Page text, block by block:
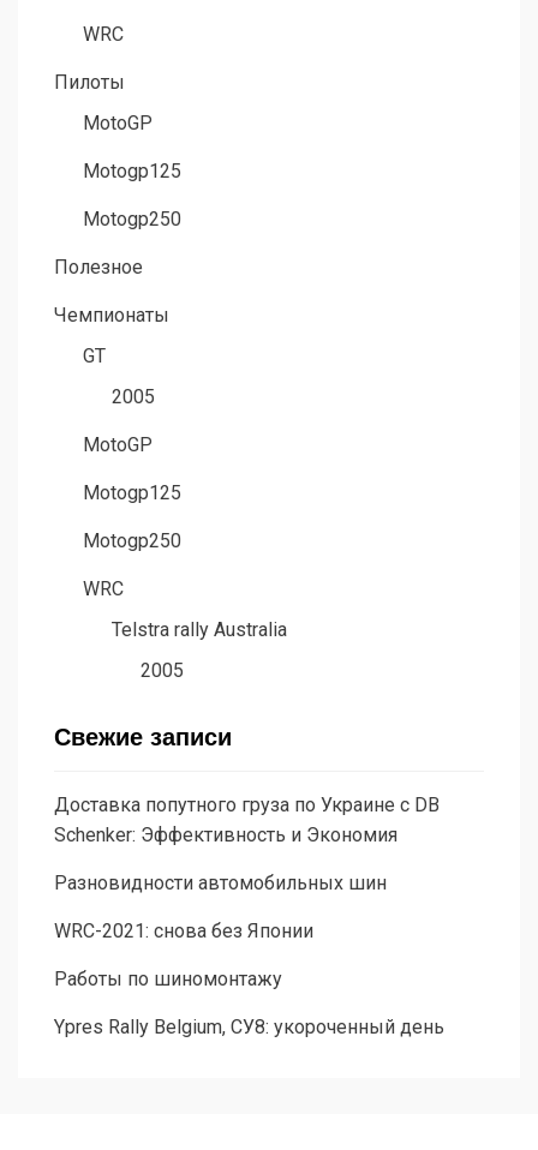
WRC
Пилоты
MotoGP
Motogp125
Motogp250
Полезное
Чемпионаты
GT
2005
MotoGP
Motogp125
Motogp250
WRC
Telstra rally Australia
2005
Свежие записи
Доставка попутного груза по Украине с DB
Schenker: Эффективность и Экономия
Разновидности автомобильных шин
WRC-2021: снова без Японии
Работы по шиномонтажу
Ypres Rally Belgium, СУ8: укороченный день